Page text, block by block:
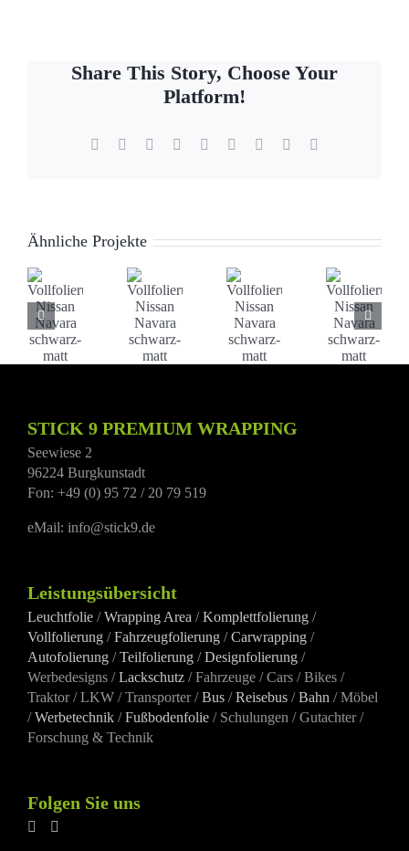
Share This Story, Choose Your
Platform!
Facebook Reddit LinkedInWhatsApp
TumblrPinterest
Ähnliche Projekte
Navara
schwarz-
matt
Navara
matt
Navara
STICK 9 PREMIUM WRAPPING
Seewiese 2
96224 Burgkunstadt
Fon: +49 (0) 95 72 / 20 79 519
eMail: info@stick9.de
Leistungsübersicht
Leuchtfolie /Wrapping Area /Komplettfolierung /
Vollfolierung /Fahrzeugfolierung /Carwrapping /
Autofolierung /Teilfolierung /Designfolierung /
Werbedesigns /Lackschutz / Fahrzeuge / Cars / Bikes /
Traktor / LKW / Transporter /Bus /Reisebus /Bahn / Möbel
/Werbetechnik /Fußbodenfolie / Schulungen / Gutachter /
Forschung & Technik
Folgen Sie uns